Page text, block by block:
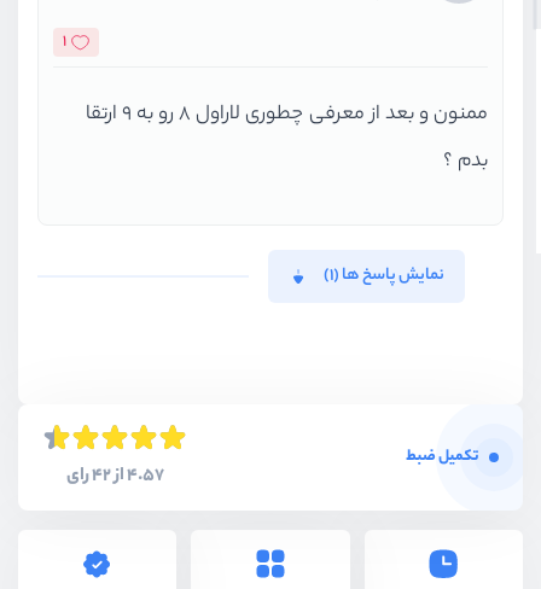
1
ممنون و بعد از معرفی چطوری لاراول 8 رو به 9 ارتقا
بدم ؟
نمایش پاسخ ها (1)
تکمیل ضبط
4.57 از 42 رای